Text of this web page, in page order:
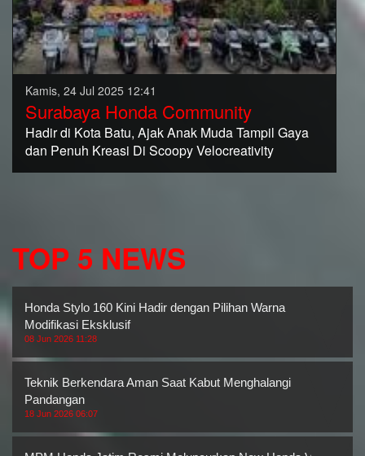
Kamis, 24 Jul 2025 12:41
Surabaya Honda Community
Hadir di Kota Batu, Ajak Anak Muda Tampil Gaya
dan Penuh Kreasi Di Scoopy Velocreativity
TOP 5 NEWS
Honda Stylo 160 Kini Hadir dengan Pilihan Warna
Modifikasi Eksklusif
08 Jun 2026 11:28
Teknik Berkendara Aman Saat Kabut Menghalangi
Pandangan
18 Jun 2026 06:07